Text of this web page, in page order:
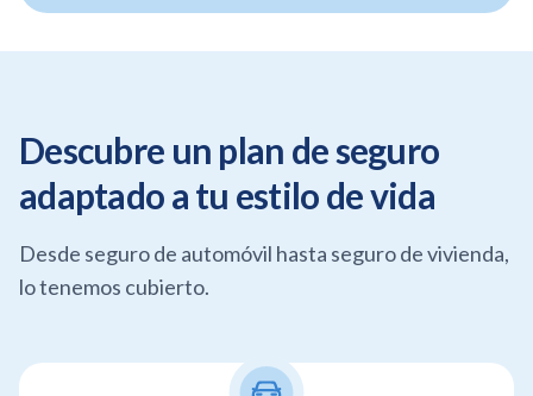
Descubre un plan de seguro
adaptado a tu estilo de vida
Desde seguro de automóvil hasta seguro de vivienda,
lo tenemos cubierto.